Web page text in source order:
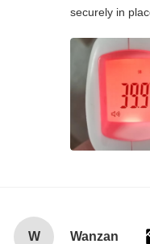
securely in
W Wanzan